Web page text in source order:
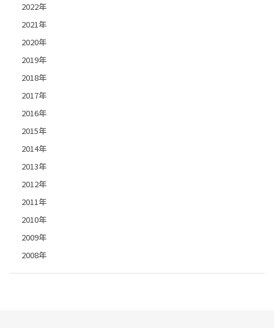
2022年
2021年
2020年
2019年
2018年
2017年
2016年
2015年
2014年
2013年
2012年
2011年
2010年
2009年
2008年